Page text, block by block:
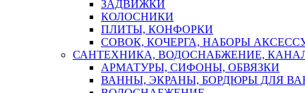
ЗАДВИЖКИ
КОЛОСНИКИ
ПЛИТЫ, КОНФОРКИ
СОВОК, КОЧЕРГА, НАБОРЫ
САНТЕХНИКА, ВОДОСНАБЖЕНИЕ,
АРМАТУРЫ, СИФОНЫ, ОБВЯЗКИ
ВАННЫ, ЭКРАНЫ, БОРДЮРЫ ДЛЯ